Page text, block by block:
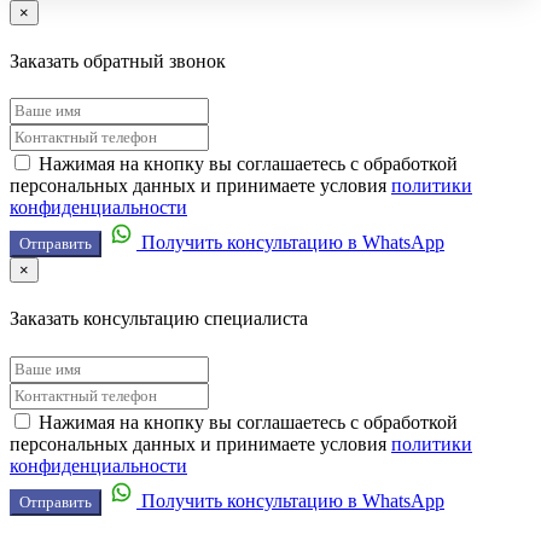
×
Заказать обратный звонок
Нажимая на кнопку вы соглашаетесь с обработкой
персональных данных и принимаете условия политики
конфиденциальности
Отправить Получить консультацию в WhatsApp
×
Заказать консультацию специалиста
Нажимая на кнопку вы соглашаетесь с обработкой
персональных данных и принимаете условия политики
конфиденциальности
Отправить Получить консультацию в WhatsApp